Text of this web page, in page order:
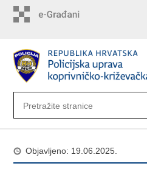
Objavljeno: 19.06.2025.